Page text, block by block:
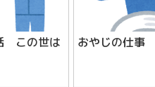
この世は おやじの仕事